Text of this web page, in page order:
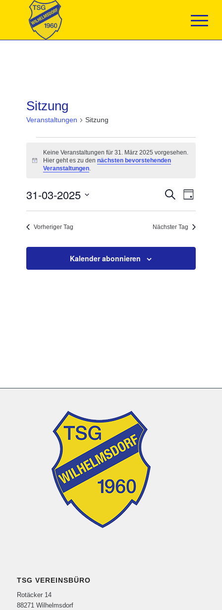
Sitzung
Veranstaltungen Sitzung
31.
März
Hinweis
Keine Veranstaltungen für 31. März 2025 vorgesehen.
Hier geht es zu dennächsten bevorstehenden
Veranstaltungen.
Suche
und
Navigation
Suche
Tag
31-03-2025
Vorheriger Tag
Nächster Tag
Kalender abonnieren
TSG VEREINSBÜRO
Rotäcker 14
88271 Wilhelmsdorf